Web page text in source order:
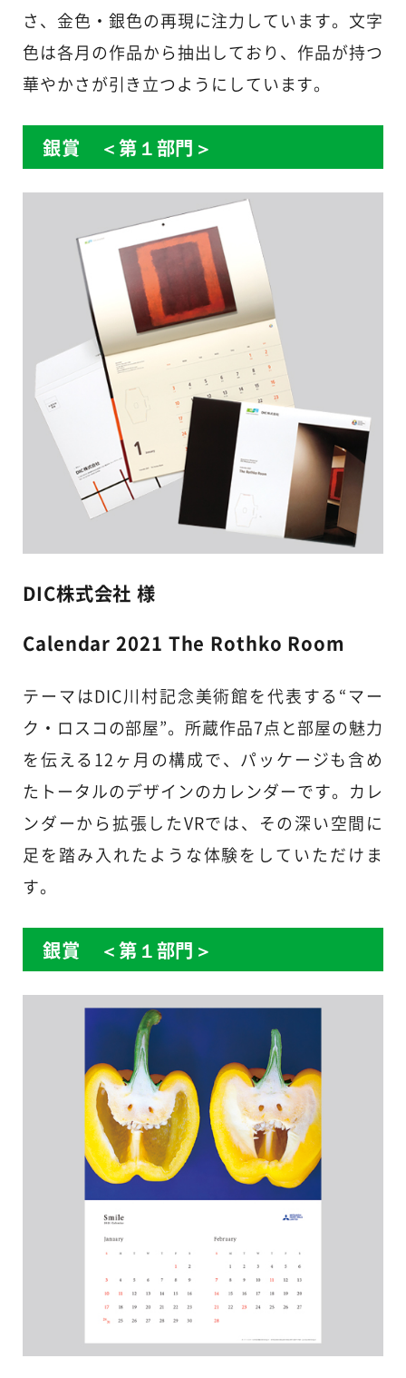
さ、金色・銀色の再現に注力しています。文字
色は各月の作品から抽出しており、作品が持つ
華やかさが引き立つようにしています。
銀賞 ＜第１部門＞
DIC株式会社 様
Calendar 2021 The Rothko Room
テーマはDIC川村記念美術館を代表する“マー
ク・ロスコの部屋”。所蔵作品7点と部屋の魅力
を伝える12ヶ月の構成で、パッケージも含め
たトータルのデザインのカレンダーです。カレ
ンダーから拡張したVRでは、その深い空間に
足を踏み入れたような体験をしていただけま
す。
銀賞 ＜第１部門＞